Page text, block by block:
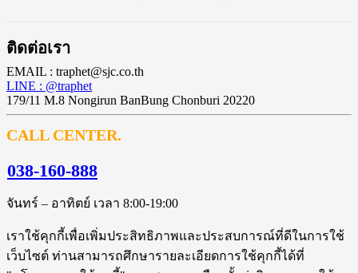
ติดต่อเรา
EMAIL : traphet@sjc.co.th
LINE : @traphet
179/11 M.8 Nongirun BanBung Chonburi 20220
CALL CENTER.
038-160-888
จันทร์ – อาทิตย์ เวลา 8:00-19:00
เราใช้คุกกี้เพื่อเพิ่มประสิทธิภาพและประสบการณ์ที่ดีในการใช้
เว็บไซต์ ท่านสามารถศึกษารายละเอียดการใช้คุกกี้ได้ที่